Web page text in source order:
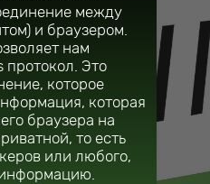
между
и браузером.
нам
протокол. Это
которое
которая
браузера на
то есть
или любого,